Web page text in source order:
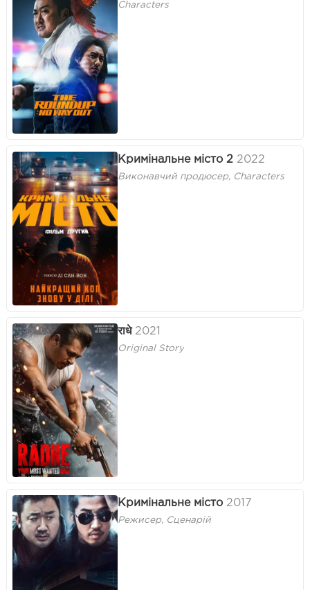
Characters
Кримінальне місто 2 2022
Виконавчий продюсер, Characters
राधे 2021
Original Story
Кримінальне місто 2017
Режисер, Сценарій